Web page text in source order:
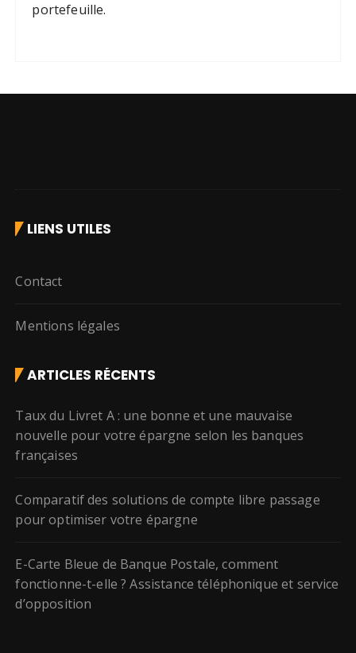
portefeuille.
LIENS UTILES
Contact
Mentions légales
ARTICLES RÉCENTS
Taux du Livret A : une bonne et une mauvaise
nouvelle pour votre épargne selon les banques
françaises
Comparatif des solutions de compte libre passage
pour optimiser votre épargne
E-Carte Bleue de Banque Postale, comment
fonctionne-t-elle ? Assistance téléphonique et service
d’opposition